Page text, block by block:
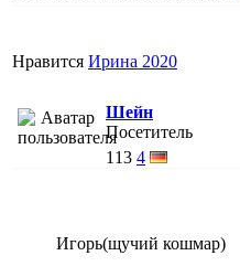
Нравится Ирина 2020
Шейн
Посетитель
113 4
Игорь(щучий кошмар)